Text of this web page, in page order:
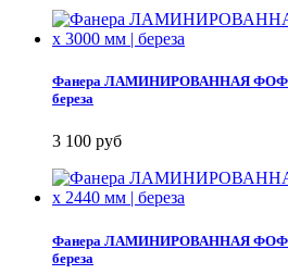
Фанера ЛАМИНИРОВАННАЯ ФОФ |
береза
3 100 руб
Фанера ЛАМИНИРОВАННАЯ ФОФ |
береза